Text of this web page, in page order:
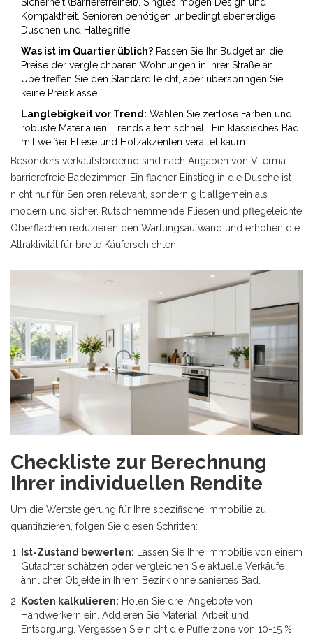
Kompaktheit. Senioren benötigen unbedingt ebenerdige
Duschen und Haltegriffe.
Was ist im Quartier üblich? Passen Sie Ihr Budget an die
Preise der vergleichbaren Wohnungen in Ihrer Straße an.
Übertreffen Sie den Standard leicht, aber überspringen Sie
keine Preisklasse.
Langlebigkeit vor Trend: Wählen Sie zeitlose Farben und
robuste Materialien. Trends altern schnell. Ein klassisches Bad
mit weißer Fliese und Holzakzenten veraltet kaum.
Besonders verkaufsfördernd sind nach Angaben von Viterma
barrierefreie Badezimmer. Ein flacher Einstieg in die Dusche ist
nicht nur für Senioren relevant, sondern gilt allgemein als
modern und sicher. Rutschhemmende Fliesen und pflegeleichte
Oberflächen reduzieren den Wartungsaufwand und erhöhen die
Attraktivität für breite Käuferschichten.
Checkliste zur Berechnung
Ihrer individuellen Rendite
Um die Wertsteigerung für Ihre spezifische Immobilie zu
quantifizieren, folgen Sie diesen Schritten:
Ist-Zustand bewerten: Lassen Sie Ihre Immobilie von einem
Gutachter schätzen oder vergleichen Sie aktuelle Verkäufe
ähnlicher Objekte in Ihrem Bezirk ohne saniertes Bad.
Kosten kalkulieren: Holen Sie drei Angebote von
Handwerkern ein. Addieren Sie Material, Arbeit und
Entsorgung. Vergessen Sie nicht die Pufferzone von 10-15 %